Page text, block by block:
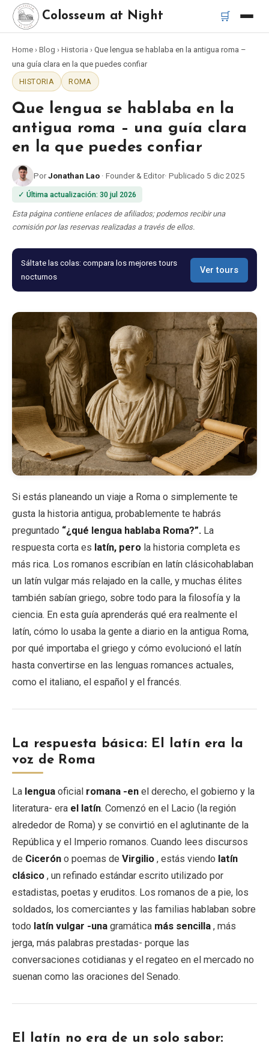
Colosseum at Night 🛒
Inicio
Mejores tours
Mejores tours nocturnos del Coliseo
Mejores tours en Roma
Bus turístico Roma
Tour en Vespa Roma
Catacumbas de Roma
Blog
Tienda
Todos los recuerdos
Posters
T-Shirts
Fridge Magnets
License Plates
Sobre nosotros
Home › Blog › Historia › Que lengua se hablaba en la antigua roma –
una guía clara en la que puedes confiar
HISTORIA
ROMA
Que lengua se hablaba en la
antigua roma – una guía clara
en la que puedes confiar
PorJonathan Lao · Founder & Editor· Publicado 5 dic 2025
✓ Última actualización: 30 jul 2026
Esta página contiene enlaces de afiliados; podemos recibir una
comisión por las reservas realizadas a través de ellos.
Sáltate las colas: compara los mejores tours
nocturnos
Ver tours
Si estás planeando un viaje a Roma o simplemente te
gusta la historia antigua, probablemente te habrás
preguntado “¿qué lengua hablaba Roma?”. La
respuesta corta es latín, pero la historia completa es
más rica. Los romanos escribían en latín clásicohablaban
un latín vulgar más relajado en la calle, y muchas élites
también sabían griego, sobre todo para la filosofía y la
ciencia. En esta guía aprenderás qué era realmente el
latín, cómo lo usaba la gente a diario en la antigua Roma,
por qué importaba el griego y cómo evolucionó el latín
hasta convertirse en las lenguas romances actuales,
como el italiano, el español y el francés.
La respuesta básica: El latín era la
voz de Roma
La lengua oficial romana -en el derecho, el gobierno y la
literatura- era el latín. Comenzó en el Lacio (la región
alrededor de Roma) y se convirtió en el aglutinante de la
República y el Imperio romanos. Cuando lees discursos
de Cicerón o poemas de Virgilio , estás viendo latín
clásico , un refinado estándar escrito utilizado por
estadistas, poetas y eruditos. Los romanos de a pie, los
soldados, los comerciantes y las familias hablaban sobre
todo latín vulgar -una gramática más sencilla , más
jerga, más palabras prestadas- porque las
conversaciones cotidianas y el regateo en el mercado no
suenan como las oraciones del Senado.
El latín no era de un solo sabor: